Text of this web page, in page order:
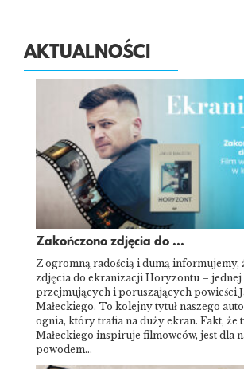
AKTUALNOŚCI
Zakończono zdjęcia do ...
Z ogromną radością i dumą informujemy,
zdjęcia do ekranizacji Horyzontu – jednej
przejmujących i poruszających powieści
Małeckiego. To kolejny tytuł naszego
ognia, który trafia na duży ekran. Fakt, że
Małeckiego inspiruje filmowców, jest dla
powodem…